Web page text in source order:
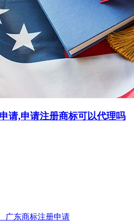
请,申请注册商标可以代理吗
广东商标注册申请